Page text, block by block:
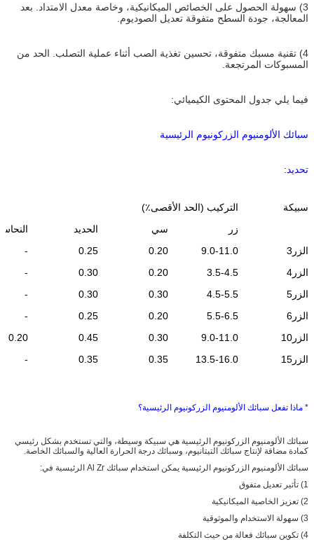
3) سهولة الحصول على الخصائص الميكانيكية، وخاصة معدل الامتداد. بعد
المعالجة، جودة السطح متفوقة تعديل الصوديوم.
4) تقنية مسبك متفوقة، تحسين تغذية الصب أثناء عملية التصلب. الحد من
المسبوكات المرتجعة.
فيما يلي جدول المحتوى الكيميائي:
سبائك الألومنيوم الزركونيوم الرئيسية
تحديد:
سبيكة
التركيب (الحد الأقصى٪)
زر
سي الحديد
الزر3
9.0-11.0
0.20
0.25
-
الزر4
3.5-4.5
0.20
0.30
-
الزر5
4.5-5.5
0.30
0.30
-
الزر6
5.5-6.5
0.20
0.25
-
الزر10
9.0-11.0
0.30
0.45
0.20
الزر15
13.5-16.0
0.35
0.35
-
* ماذا تفعل سبائك الألومنيوم الزركونيوم الرئيسية؟
سبائك الألومنيوم الزركونيوم الرئيسية هي سبيكة وسيطة، والتي تستخدم بشكل رئيسي
كمادة مضافة لإنتاج سبائك التيتانيوم، وسبائك درجة الحرارة العالية والسبائك الخاصة.
سبائك الألومنيوم الزركونيوم الرئيسية يمكن استخدام سبائك Al Zr الرئيسية في:
1) تأثير تعديل متفوق
2) تعزيز الخاصية الميكانيكية
3) سهولة الاستخدام والموثوقية
4) تكوين سبائك فعالة من حيث التكلفة